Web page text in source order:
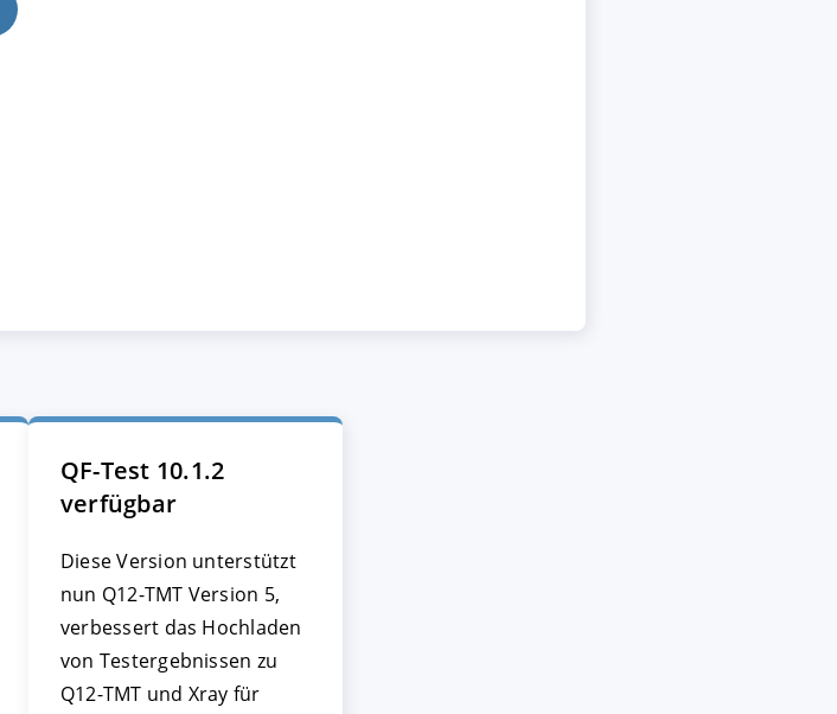
QF-Test 10.1.2
verfügbar
Diese Version unterstützt
nun Q12-TMT Version 5,
verbessert das Hochladen
von Testergebnissen zu
Q12-TMT und Xray für